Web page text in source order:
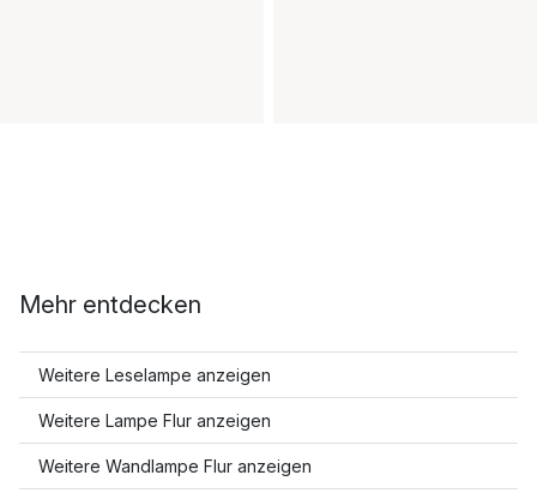
Mehr entdecken
Weitere Leselampe anzeigen
Weitere Lampe Flur anzeigen
Weitere Wandlampe Flur anzeigen